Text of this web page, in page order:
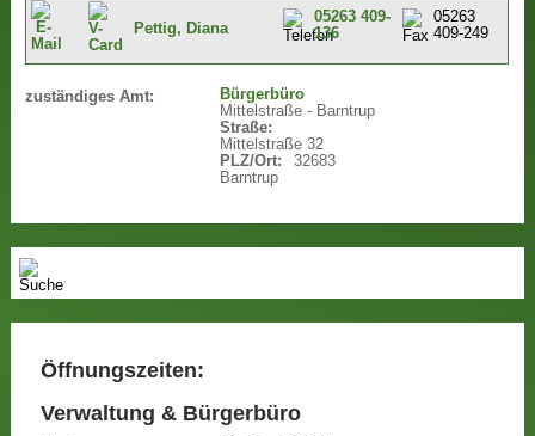
Pettig, Diana
05263 409-
136
05263
409-249
zuständiges Amt:
Bürgerbüro
Mittelstraße - Barntrup
Straße:
Mittelstraße 32
PLZ/Ort:
32683
Barntrup
Öffnungszeiten:
Verwaltung & Bürgerbüro